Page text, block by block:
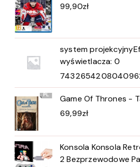
99,90zł
system
wyświetlacza: 0
Game Of Thrones -
69,99zł
Konsola Konsola
2 Bezprzewodowe